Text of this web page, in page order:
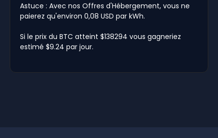
Astuce : Avec nos Offres d'Hébergement, vous ne
paierez qu'environ 0,08 USD par kWh.
Si le prix du BTC atteint $138294 vous gagneriez
estimé $9.24 par jour.